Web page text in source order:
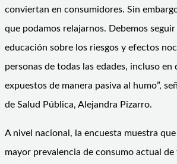
conviertan en consumidores. Sin
que podamos relajarnos. Debemos
educación sobre los riesgos y efectos
personas de todas las edades, incluso en
expuestos de manera pasiva al humo”,
de Salud Pública, Alejandra Pizarro.
A nivel nacional, la encuesta muestra
mayor prevalencia de consumo actual de